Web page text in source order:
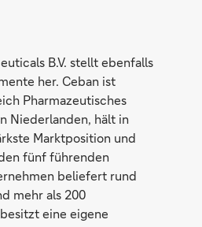
B.V. stellt ebenfalls
her. Ceban ist
Pharmazeutisches
Niederlanden, hält in
Marktposition und
fünf führenden
beliefert rund
mehr als 200
eine eigene